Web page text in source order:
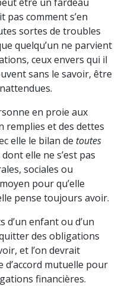
pas comment s’en
sortes de troubles
quelqu’un ne parvient
ceux envers qui il
sans le savoir, être
en proie aux
remplies et des dettes
elle le bilan de toutes
elle ne s’est pas
sociales ou
pour qu’elle
pense toujours avoir.
enfant ou d’un
des obligations
et l’on devrait
d’accord mutuelle pour
financières.